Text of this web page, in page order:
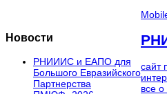
Новости
РНИИИС и ЕАПО для
Большого Евразийского
Партнерства
сайт
все